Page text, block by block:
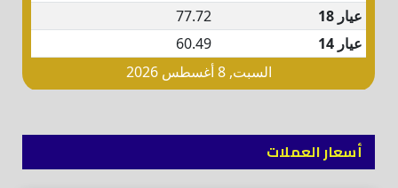
أسعار العملات